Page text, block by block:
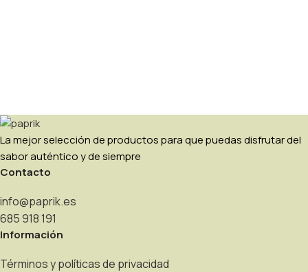
La mejor selección de productos para que puedas disfrutar del
sabor auténtico y de siempre
Contacto
info@paprik.es
685 918 191
Información
Términos y políticas de privacidad